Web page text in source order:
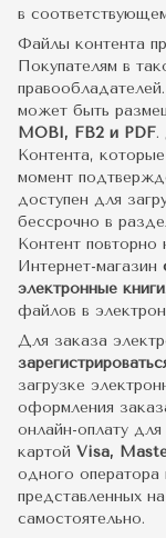
в
Файлы контента
Покупателям в
может быть
MOBI, FB2 и PDF.
Контента,
момент
доступен для
бессрочно в
Контент
Интернет-магазин
электронные книги
файлов в
Для заказа
загрузке
оформления
онлайн-оплату
картой Visa,
одного
представленных
самостоятельно.